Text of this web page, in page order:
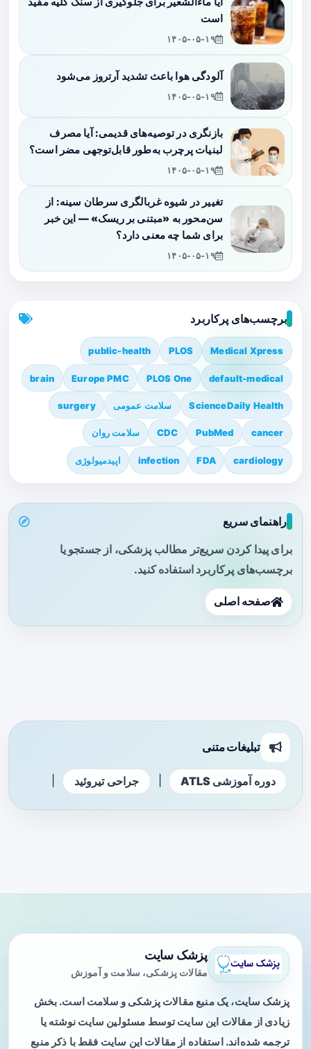
است
۱۴۰۵-۰۵-۱۹
آلودگی هوا باعث تشدید آرتروز می‌شود
۱۴۰۵-۰۵-۱۹
بازنگری در توصیه‌های قدیمی: آیا مصرف
لبنیات پرچرب به‌طور قابل‌توجهی مضر است؟
۱۴۰۵-۰۵-۱۹
تغییر در شیوه غربالگری سرطان سینه: از
سن‌محور به «مبتنی بر ریسک» — این خبر
برای شما چه معنی دارد؟
۱۴۰۵-۰۵-۱۹
برچسب‌های پرکاربرد
Medical Xpress
PLOS
public-health
default-medical
PLOS One
Europe PMC
brain
ScienceDaily Health سلامت عمومی surgery
cancer
PubMed
CDC سلامت روان
cardiology
FDA
infection اپیدمیولوژی
راهنمای سریع
برای پیدا کردن سریع‌تر مطالب پزشکی، از جستجو یا
برچسب‌های پرکاربرد استفاده کنید.
صفحه اصلی
تبلیغات متنی
دوره آموزشی ATLS جراحی تیروئید
پزشک سایت
مقالات پزشکی، سلامت و آموزش
پزشک سایت، یک منبع مقالات پزشکی و سلامت است. بخش
زیادی از مقالات این سایت توسط مسئولین سایت نوشته یا
ترجمه شده‌اند. استفاده از مقالات این سایت فقط با ذکر منبع